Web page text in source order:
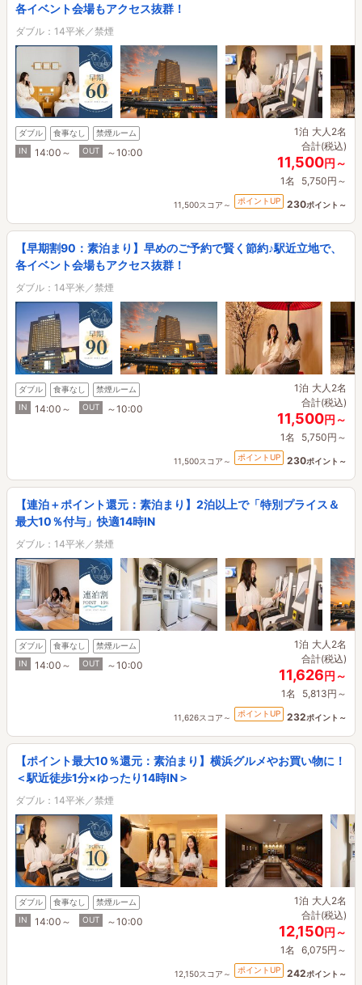
各イベント会場もアクセス抜群！
ダブル：14平米／禁煙
ダブル 食事なし
禁煙ルーム
IN
14:00～ OUT ～10:00
1泊 大人2名
合計(税込)
11,500円～
1名 5,750円～
11,500スコア～ ポイントUP 230ポイント～
【早期割90：素泊まり】早めのご予約で賢く節約♪駅近立地で、
各イベント会場もアクセス抜群！
ダブル：14平米／禁煙
ダブル 食事なし
禁煙ルーム
IN
14:00～ OUT ～10:00
1泊 大人2名
合計(税込)
11,500円～
1名 5,750円～
11,500スコア～ ポイントUP 230ポイント～
【連泊＋ポイント還元：素泊まり】2泊以上で「特別プライス＆
最大10％付与」快適14時IN
ダブル：14平米／禁煙
ダブル 食事なし
禁煙ルーム
IN
14:00～ OUT ～10:00
1泊 大人2名
合計(税込)
11,626円～
1名 5,813円～
11,626スコア～ ポイントUP 232ポイント～
【ポイント最大10％還元：素泊まり】横浜グルメやお買い物に！
＜駅近徒歩1分×ゆったり14時IN＞
ダブル：14平米／禁煙
ダブル 食事なし
禁煙ルーム
IN
14:00～ OUT ～10:00
1泊 大人2名
合計(税込)
12,150円～
1名 6,075円～
12,150スコア～ ポイントUP 242ポイント～